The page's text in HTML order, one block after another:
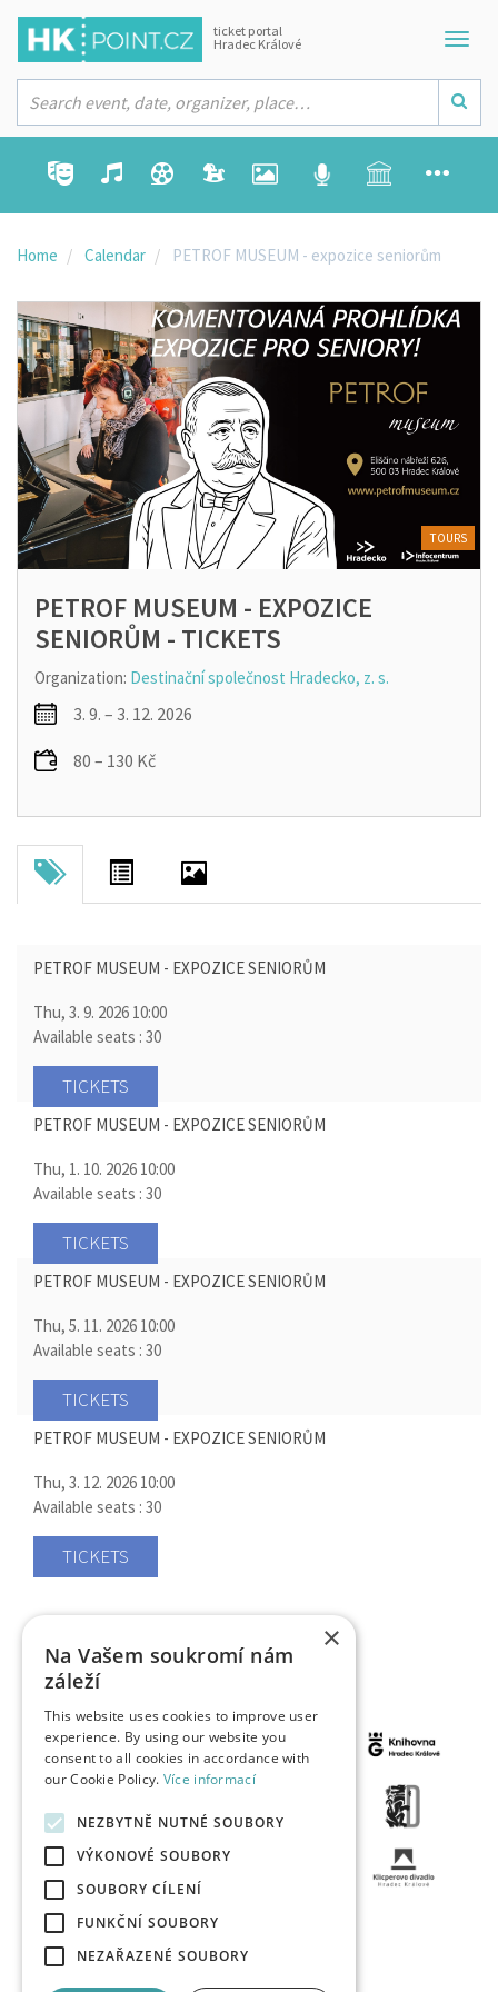
ticket portal
Hradec Králové
Home Calendar PETROF MUSEUM - expozice seniorům
PETROF MUSEUM - EXPOZICE
SENIORŮM - TICKETS
Organization: Destinační společnost Hradecko, z. s.
3. 9. – 3. 12. 2026
80 – 130 Kč
TOURS
PETROF MUSEUM - EXPOZICE SENIORŮM
Thu, 3. 9. 2026 10:00
Available seats : 30
TICKETS
PETROF MUSEUM - EXPOZICE SENIORŮM
Thu, 1. 10. 2026 10:00
Available seats : 30
TICKETS
PETROF MUSEUM - EXPOZICE SENIORŮM
Thu, 5. 11. 2026 10:00
Available seats : 30
TICKETS
PETROF MUSEUM - EXPOZICE SENIORŮM
Thu, 3. 12. 2026 10:00
Available seats : 30
TICKETS
×
Na Vašem soukromí nám
záleží
This website uses cookies to improve user
experience. By using our website you
consent to all cookies in accordance with
our Cookie Policy. Více informací
NEZBYTNĚ NUTNÉ SOUBORY
VÝKONOVÉ SOUBORY
SOUBORY CÍLENÍ
FUNKČNÍ SOUBORY
NEZAŘAZENÉ SOUBORY